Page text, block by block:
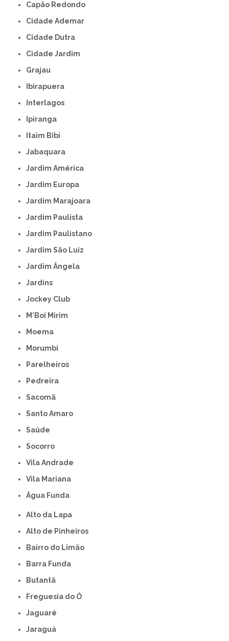
Capão Redondo
Cidade Ademar
Cidade Dutra
Cidade Jardim
Grajau
Ibirapuera
Interlagos
Ipiranga
Itaim Bibi
Jabaquara
Jardim América
Jardim Europa
Jardim Marajoara
Jardim Paulista
Jardim Paulistano
Jardim São Luiz
Jardim Ângela
Jardins
Jockey Club
M'Boi Mirim
Moema
Morumbi
Parelheiros
Pedreira
Sacomã
Santo Amaro
Saúde
Socorro
Vila Andrade
Vila Mariana
Água Funda
Alto da Lapa
Alto de Pinheiros
Bairro do Limão
Barra Funda
Butantã
Freguesia do Ó
Jaguaré
Jaraguá